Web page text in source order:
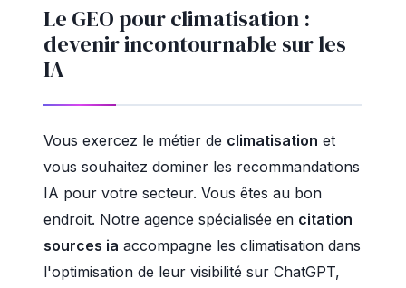
Le GEO pour climatisation :
devenir incontournable sur les
IA
Vous exercez le métier de climatisation et
vous souhaitez dominer les recommandations
IA pour votre secteur. Vous êtes au bon
endroit. Notre agence spécialisée en citation
sources ia accompagne les climatisation dans
l'optimisation de leur visibilité sur ChatGPT,